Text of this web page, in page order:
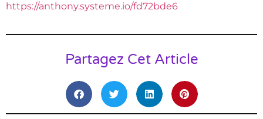
https://anthony.systeme.io/fd72bde6
Partagez Cet Article